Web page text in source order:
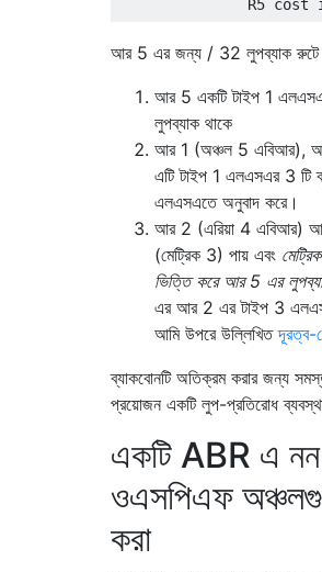
আর 5 এর জন্য / 32 লুপব্যাক রুটে
আর 5 একটি টাইপ 1
লুপব্যাক থাকে
আর 1 (অঞ্চল 5 এবিআর),
এটি টাইপ 1 এলএসএর 3 টি
এলএসএতে অনুবাদ করে।
আর 2 (এরিয়া 4 এবিআর)
(মেট্রিক 3) পায় এবং
ভিত্তি করে আর 5 এর
এর আর 2 এর টাইপ 3
আমি উপরে উল্লিখিতদূরত্ব-
ব্যাকবোনটি অতিক্রম করার জন্য
প্রয়োজন একটি লুপ-প্রতিরোধ
একটি ABR এ
ওএসপিএফ
করা